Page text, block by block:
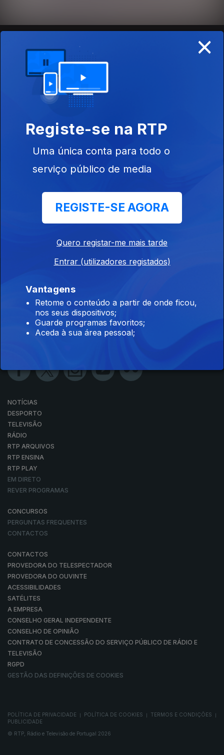
EPISÓDIOS SOBRE
501718
Instale a aplicação
CarPlay
NOTÍCIAS
DESPORTO
TELEVISÃO
RÁDIO
RTP ARQUIVOS
RTP ENSINA
RTP PLAY
EM DIRETO
REVER PROGRAMAS
CONCURSOS
PERGUNTAS FREQUENTES
CONTACTOS
CONTACTOS
PROVEDORA DO TELESPECTADOR
PROVEDORA DO OUVINTE
ACESSIBILIDADES
SATÉLITES
A EMPRESA
CONSELHO GERAL INDEPENDENTE
CONSELHO DE OPINIÃO
CONTRATO DE CONCESSÃO DO SERVIÇO PÚBLICO DE RÁDIO E
TELEVISÃO
RGPD
GESTÃO DAS DEFINIÇÕES DE COOKIES
POLÍTICA DE PRIVACIDADE POLÍTICA DE COOKIES TERMOS E CONDIÇÕES
PUBLICIDADE
© RTP, Rádio e Televisão de Portugal 2026
×
Registe-se na RTP
Uma única conta para todo o
serviço público de media
REGISTE-SE AGORA
Quero registar-me mais tarde
Entrar (utilizadores registados)
Vantagens
Retome o conteúdo a partir de onde ficou,
nos seus dispositivos;
Guarde programas favoritos;
Aceda à sua área pessoal;